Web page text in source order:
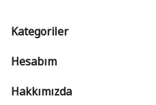
Kategoriler
Hesabım
Hakkımızda